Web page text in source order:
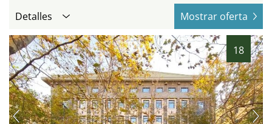
Detalles Mostrar oferta
18